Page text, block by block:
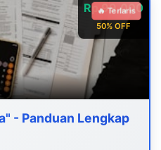
Rp 99.000
50% OFF
🔥 Terlaris
- Panduan Lengkap